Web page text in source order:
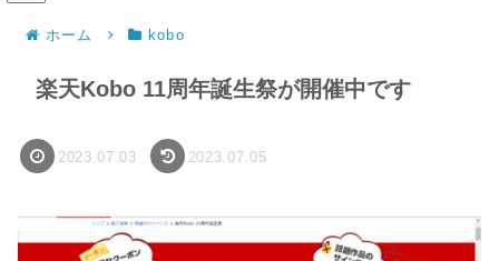
ホーム kobo
楽天Kobo 11周年誕生祭が開催中です
2023.07.03 2023.07.05